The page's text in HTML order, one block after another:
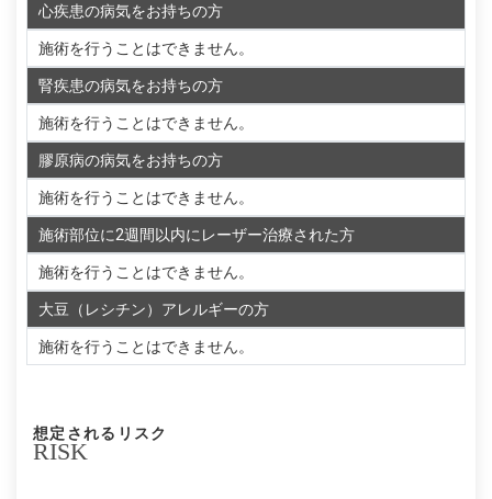
心疾患の病気をお持ちの方
施術を行うことはできません。
腎疾患の病気をお持ちの方
施術を行うことはできません。
膠原病の病気をお持ちの方
施術を行うことはできません。
施術部位に2週間以内にレーザー治療された方
施術を行うことはできません。
大豆（レシチン）アレルギーの方
施術を行うことはできません。
想定されるリスク
RISK